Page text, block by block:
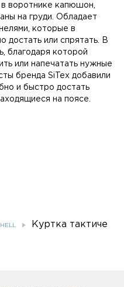
воротнике капюшон,
на груди. Обладает
которые в
достать или спрятать. В
благодаря которой
или напечатать нужные
бренда SiTex добавили
и быстро достать
на поясе.
Куртка тактиче